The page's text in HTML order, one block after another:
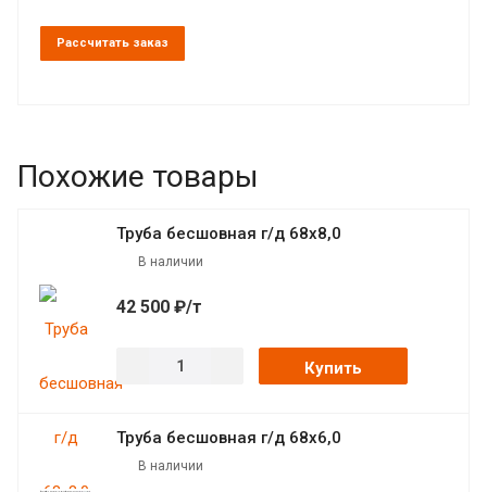
Рассчитать заказ
Похожие товары
Труба бесшовная г/д 68х8,0
В наличии
42 500 ₽/т
Купить
Труба бесшовная г/д 68х6,0
В наличии